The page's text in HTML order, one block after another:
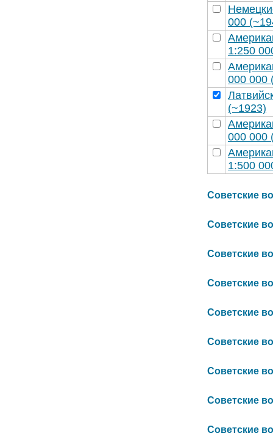
000
1:250
000 000
(~1923)
000 000
1:500
Советские
Советские
Советские
Советские
Советские
Советские
Советские
Советские
Советские